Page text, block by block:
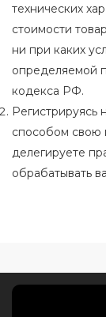
технических
стоимости
ни при каких
определяемой
кодекса РФ.
Регистрируясь
способом
делегируете
обрабатывать